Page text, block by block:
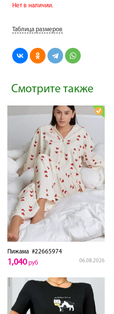
Нет в наличии.
Таблица размеров
Смотрите также
Пижама #22665974
06.08.2026
1,040руб